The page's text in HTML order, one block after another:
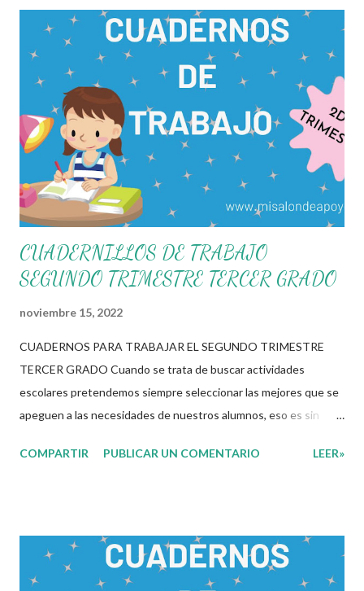
por eso que en esta ocasión les compartimos los siguientes
cuadernos para trabajar el segundo trimestre de este presente
ciclo escolar, dicho archivo cuenta con diferentes actividades
específicamente diseñadas para atender y lograr los
aprendizajes esperados de cada tema de las diferentes
asignaturas del grado correspondiente. Si bien estos materiales
solo son una opción mas a las diferentes estrategias y
herramientas que cada docente cuenta, recordemos que
ustedes tie...
CUADERNILLOS DE TRABAJO
SEGUNDO TRIMESTRE TERCER GRADO
noviembre 15, 2022
CUADERNOS PARA TRABAJAR EL SEGUNDO TRIMESTRE
TERCER GRADO Cuando se trata de buscar actividades
escolares pretendemos siempre seleccionar las mejores que se
apeguen a las necesidades de nuestros alumnos, eso es sin
tiene que pasar para poder brindar una educación de calidad. Los
por eso que en esta ocasión les compartimos los siguientes
cuadernos para trabajar el segundo trimestre de este presente
COMPARTIR PUBLICAR UN COMENTARIO LEER»